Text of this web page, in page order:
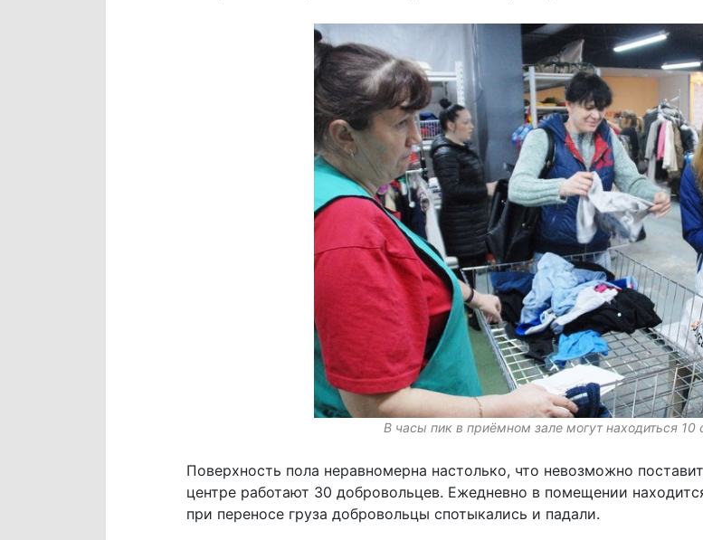
В часы пик в приёмном зале могут находиться
Поверхность пола неравномерна настолько, что невозможно
центре работают 30 добровольцев. Ежедневно в помещении
при переносе груза добровольцы спотыкались и падали.